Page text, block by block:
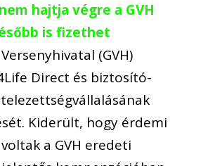
hajtja végre a GVH
is fizethet
(GVH)
Direct és biztosító-
Kiderült, hogy érdemi
a GVH eredeti